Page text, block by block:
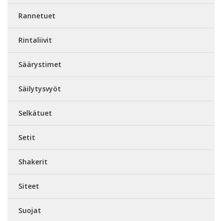
Rannetuet
Rintaliivit
Säärystimet
Säilytysvyöt
Selkätuet
Setit
Shakerit
Siteet
Suojat